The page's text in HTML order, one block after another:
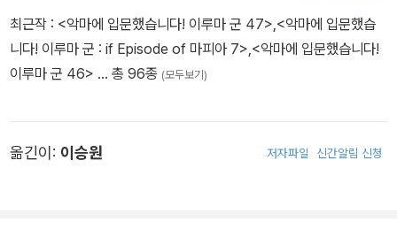
최근작 : <악마에 입문했습니다! 이루마 군 47>,<악마에 입문했습
니다! 이루마 군 : if Episode of 마피아 7>,<악마에 입문했습니다!
이루마 군 46> … 총 96종 (모두보기)
옮긴이: 이승원 저자파일 신간알림 신청